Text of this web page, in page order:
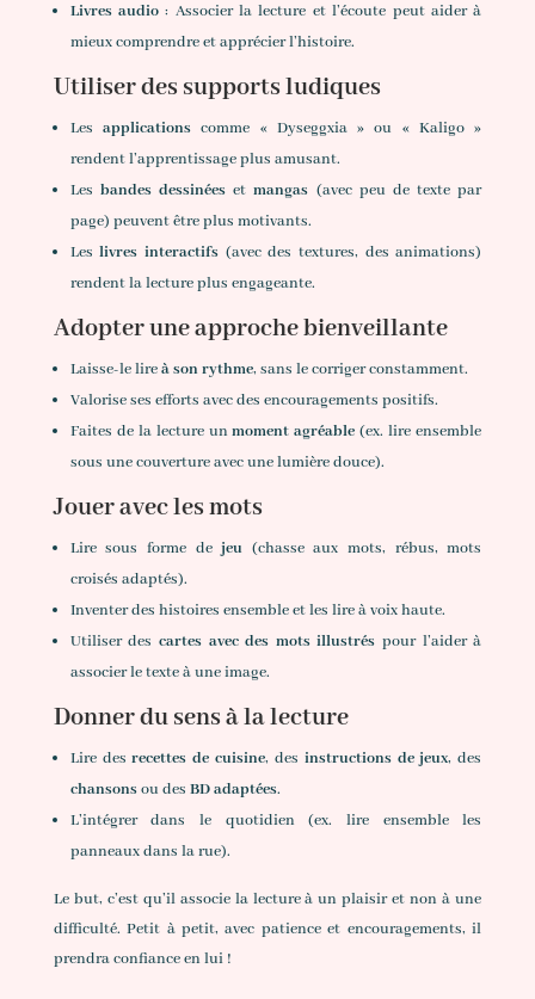
Livres audio : Associer la lecture et l’écoute peut aider à
mieux comprendre et apprécier l’histoire.
Utiliser des supports ludiques
Lesapplications comme « Dyseggxia » ou « Kaligo »
rendent l’apprentissage plus amusant.
Les bandes dessinées etmangas (avec peu de texte par
page) peuvent être plus motivants.
Leslivres interactifs (avec des textures, des animations)
rendent la lecture plus engageante.
Adopter une approche bienveillante
Laisse-le lireà son rythme, sans le corriger constamment.
Valorise ses efforts avec des encouragements positifs.
Faites de la lecture unmoment agréable (ex. lire ensemble
sous une couverture avec une lumière douce).
Jouer avec les mots
Lire sous forme dejeu (chasse aux mots, rébus, mots
croisés adaptés).
Inventer des histoires ensemble et les lire à voix haute.
Utiliser des cartes avec des mots illustrés pour l’aider à
associer le texte à une image.
Donner du sens à la lecture
Lire desrecettes de cuisine, des instructions de jeux, des
chansonsou des BD adaptées.
L’intégrer dans le quotidien (ex. lire ensemble les
panneaux dans la rue).
Le but, c’est qu’il associe la lecture à un plaisir et non à une
difficulté. Petit à petit, avec patience et encouragements, il
prendra confiance en lui !